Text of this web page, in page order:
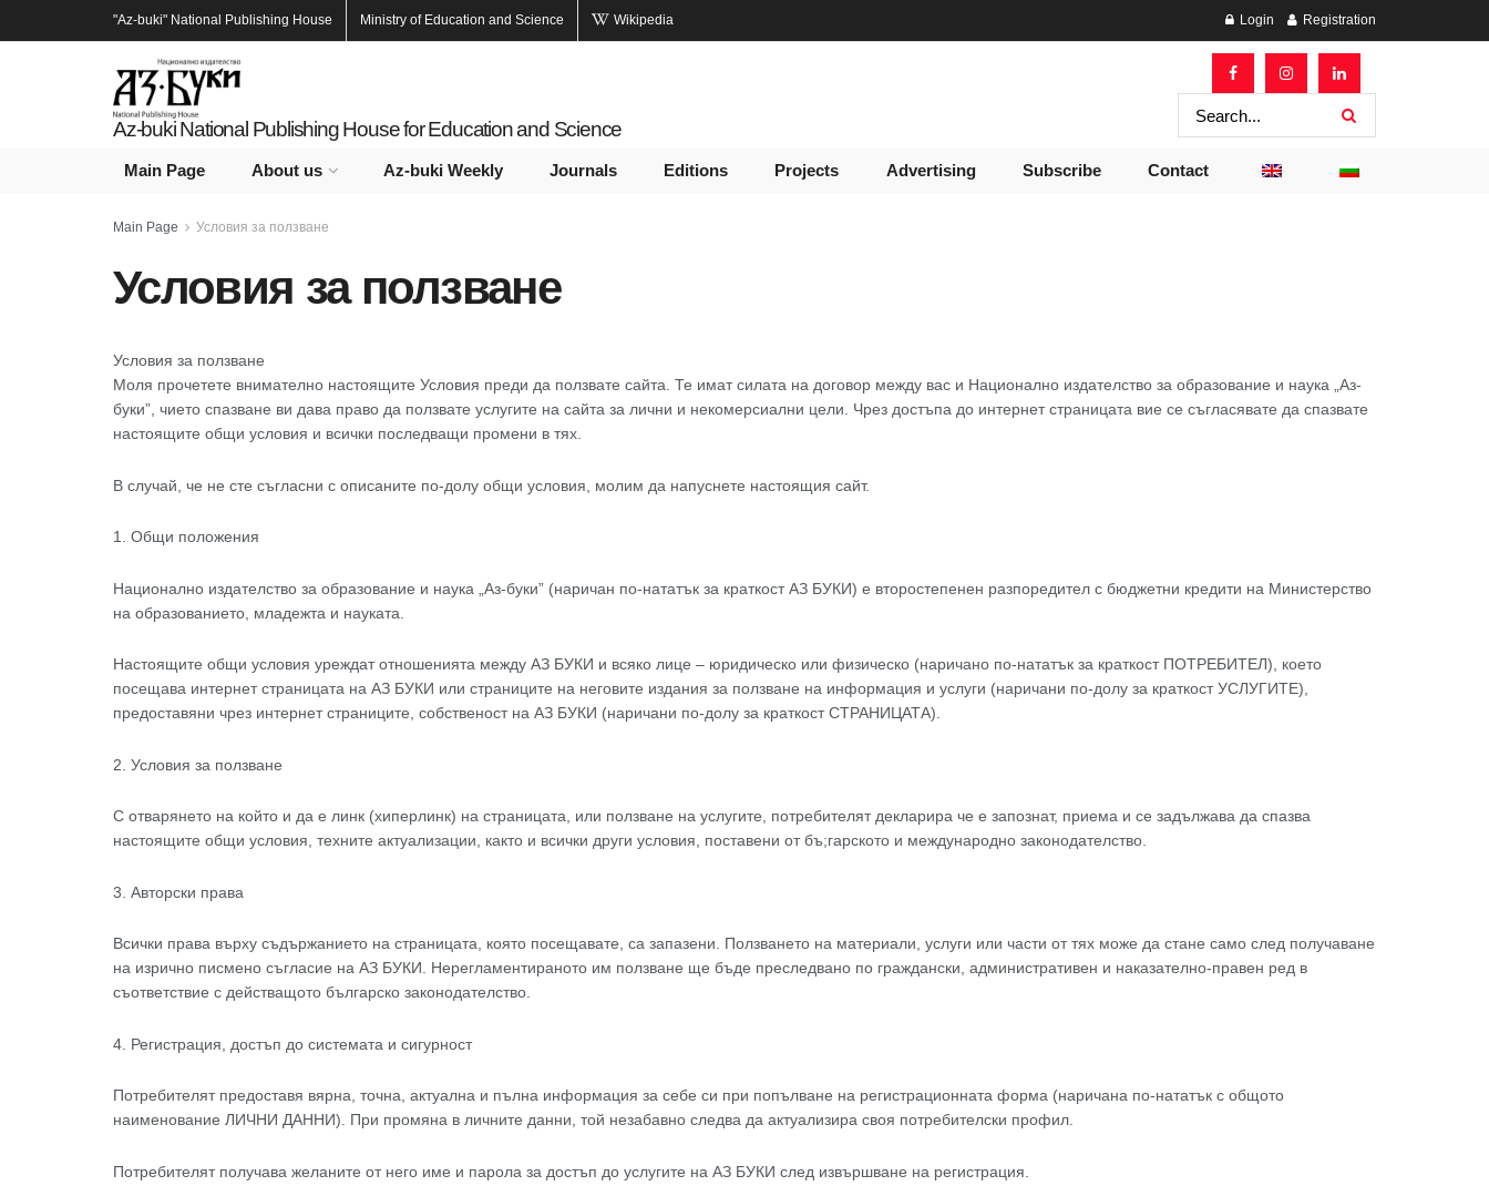
"Az-buki" National Publishing House Ministry of Education and Science Wikipedia Login Registration
Az-buki National Publishing House for Education and Science
Main Page About us Az-buki Weekly Journals Editions Projects Advertising Subscribe Contact
Main Page Условия за ползване
Условия за ползване
Условия за ползване
Моля прочетете внимателно настоящите Условия преди да ползвате сайта. Те имат силата на договор между вас и Национално издателство за образование и наука „Аз-
буки”, чието спазване ви дава право да ползвате услугите на сайта за лични и некомерсиални цели. Чрез достъпа до интернет страницата вие се съгласявате да спазвате
настоящите общи условия и всички последващи промени в тях.
В случай, че не сте съгласни с описаните по-долу общи условия, молим да напуснете настоящия сайт.
1. Общи положения
Национално издателство за образование и наука „Аз-буки” (наричан по-нататък за краткост АЗ БУКИ) e второстепенен разпоредител с бюджетни кредити на Министерство
на образованието, младежта и науката.
Настоящите общи условия уреждат отношенията между АЗ БУКИ и всяко лице – юридическо или физическо (наричано по-нататък за краткост ПОТРЕБИТЕЛ), което
посещава интернет страницата на АЗ БУКИ или страниците на неговите издания за ползване на информация и услуги (наричани по-долу за краткост УСЛУГИТЕ),
предоставяни чрез интернет страниците, собственост на АЗ БУКИ (наричани по-долу за краткост СТРАНИЦАТА).
2. Условия за ползване
С отварянето на който и да е линк (хиперлинк) на страницата, или ползване на услугите, потребителят декларира че е запознат, приема и се задължава да спазва
настоящите общи условия, техните актуализации, както и всички други условия, поставени от бъ;гарското и международно законодателство.
3. Авторски права
Всички права върху съдържанието на страницата, която посещавате, са запазени. Ползването на материали, услуги или части от тях може да стане само след получаване
на изрично писмено съгласие на АЗ БУКИ. Нерегламентираното им ползване ще бъде преследвано по граждански, административен и наказателно-правен ред в
съответствие с действащото българско законодателство.
4. Регистрация, достъп до системата и сигурност
Потребителят предоставя вярна, точна, актуална и пълна информация за себе си при попълване на регистрационната форма (наричана по-нататък с общото
наименование ЛИЧНИ ДАННИ). При промяна в личните данни, той незабавно следва да актуализира своя потребителски профил.
Потребителят получава желаните от него име и парола за достъп до услугите на АЗ БУКИ след извършване на регистрация.